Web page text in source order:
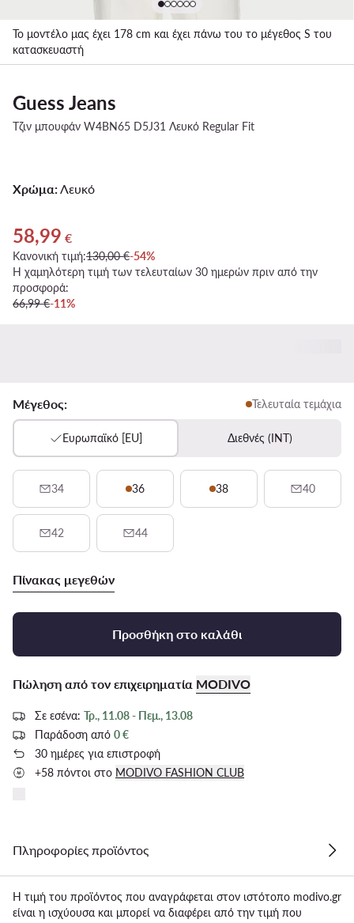
Το μοντέλο μας έχει 178 cm και έχει πάνω του το μέγεθος S του
κατασκευαστή
Guess Jeans
Τζιν μπουφάν W4BN65 D5J31 Λευκό Regular Fit
Χρώμα: Λευκό
Τρέχουσα τιμή 58,99 €
58,99 €
Κανονική τιμή:130,00 €-54%
Η χαμηλότερη τιμή των τελευταίων 30 ημερών πριν από την
προσφορά:
66,99 €-11%
Μέγεθος: Τελευταία τεμάχια
Ευρωπαϊκό [EU] Διεθνές (INT)
34 36 38 40
42 44
Πίνακας μεγεθών
Προσθήκη στο καλάθι
Πώληση από τον επιχειρηματία MODIVO
Σε εσένα: Τρ., 11.08 - Πεμ., 13.08
Παράδοση από 0 €
30 ημέρες για επιστροφή
+58 πόντοι στο MODIVO FASHION CLUB
Πληροφορίες προϊόντος
Η τιμή του προϊόντος που αναγράφεται στον ιστότοπο modivo.gr
είναι η ισχύουσα και μπορεί να διαφέρει από την τιμή που